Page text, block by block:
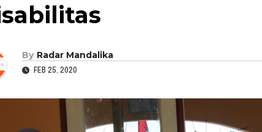
By Radar Mandalika
FEB 25, 2020